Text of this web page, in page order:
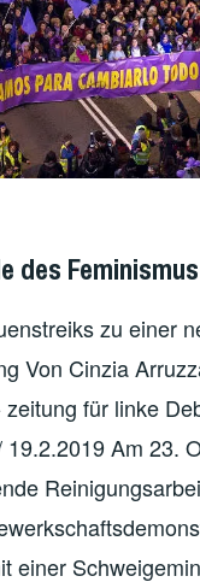
ARBEITSKÄMPFE,
FEMINISMUS
des Feminismus
zu einer
Von Cinzia
für linke
19.2.2019 Am 23.
einer